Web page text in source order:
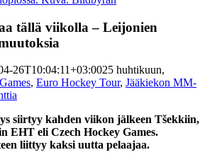
tällä viikolla – Leijonien
26T10:04:11+03:0025 huhtikuun,
, Euro Hockey Tour, Jääkiekon MM-
siirtyy kahden viikon jälkeen Tšekkiin,
EHT eli Czech Hockey Games.
liittyy kaksi uutta pelaajaa.